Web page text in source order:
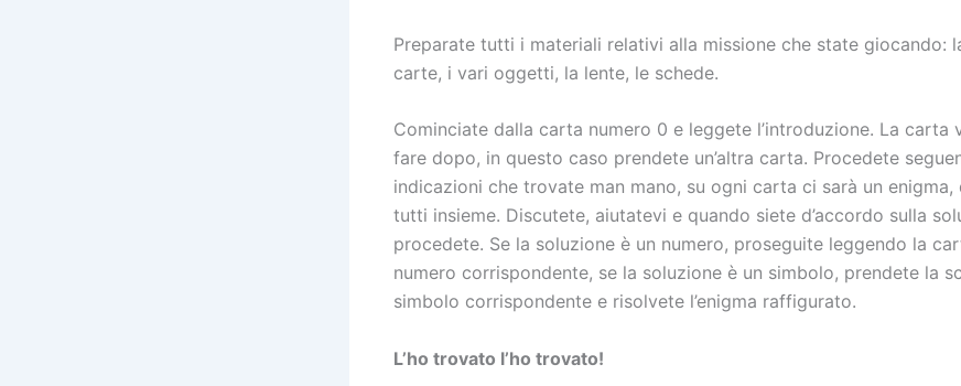
Preparate tutti i materiali relativi alla missione che state giocando:
carte, i vari oggetti, la lente, le schede.
Cominciate dalla carta numero 0 e leggete l’introduzione. La carta
fare dopo, in questo caso prendete un’altra carta. Procedete
indicazioni che trovate man mano, su ogni carta ci sarà un enigma,
tutti insieme. Discutete, aiutatevi e quando siete d’accordo sulla
procedete. Se la soluzione è un numero, proseguite leggendo la
numero corrispondente, se la soluzione è un simbolo, prendete la
simbolo corrispondente e risolvete l’enigma raffigurato.
L’ho trovato l’ho trovato!